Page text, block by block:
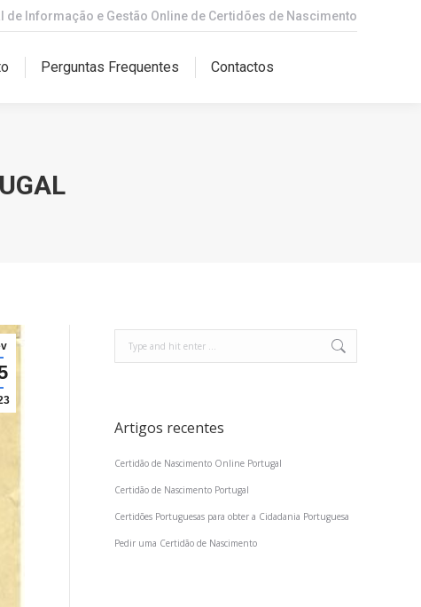
de Informação e Gestão Online de Certidões de Nascimento
Perguntas Frequentes Contactos
Artigos recentes
Certidão de Nascimento Online Portugal
Certidão de Nascimento Portugal
Certidões Portuguesas para obter a Cidadania Portuguesa
Pedir uma Certidão de Nascimento
Perguntas Frequentes Contactos